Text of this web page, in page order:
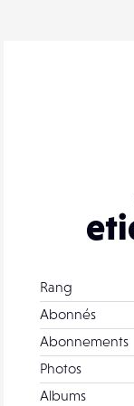
Rang
Abonnés
Abonnements
Photos
Albums